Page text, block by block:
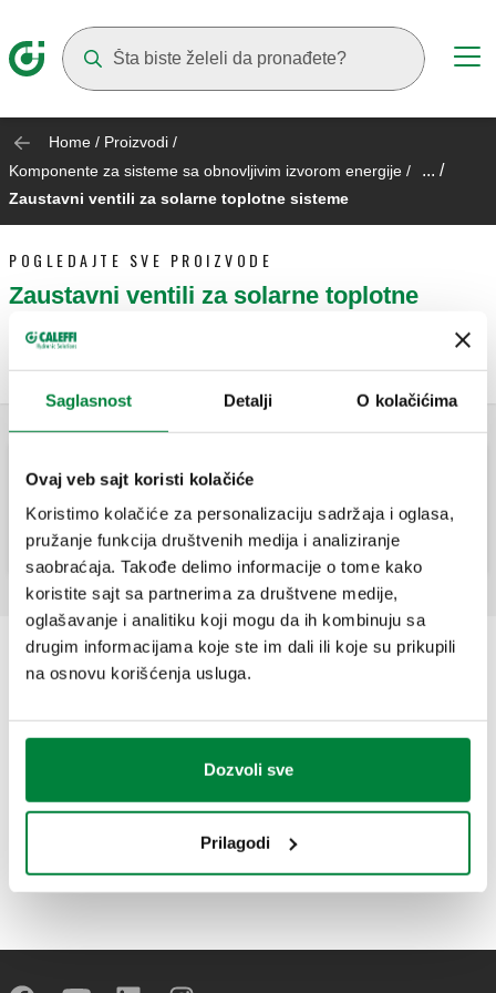
Saglasnost Detalji O kolačićima
Ovaj veb sajt koristi kolačiće
Koristimo kolačiće za personalizaciju sadržaja i oglasa,
pružanje funkcija društvenih medija i analiziranje
saobraćaja. Takođe delimo informacije o tome kako
koristite sajt sa partnerima za društvene medije,
oglašavanje i analitiku koji mogu da ih kombinuju sa
drugim informacijama koje ste im dali ili koje su prikupili
na osnovu korišćenja usluga.
Dozvoli sve
Prilagodi
Home / Proizvodi /
Komponente za sisteme sa obnovljivim izvorom energije / ... /
Zaustavni ventili za solarne toplotne sisteme
POGLEDAJTE SVE PROIZVODE
Zaustavni ventili za solarne toplotne
sisteme
Kuglični ventil za solarni termalni sistem.